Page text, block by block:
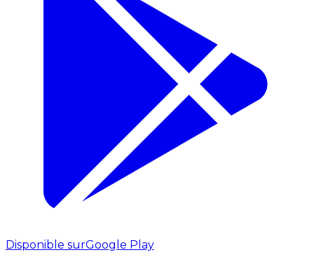
Disponible surGoogle Play